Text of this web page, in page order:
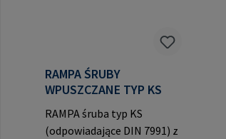
RAMPA ŚRUBY
WPUSZCZANE TYP KS
RAMPA śruba typ KS
(odpowiadające DIN 7991) z